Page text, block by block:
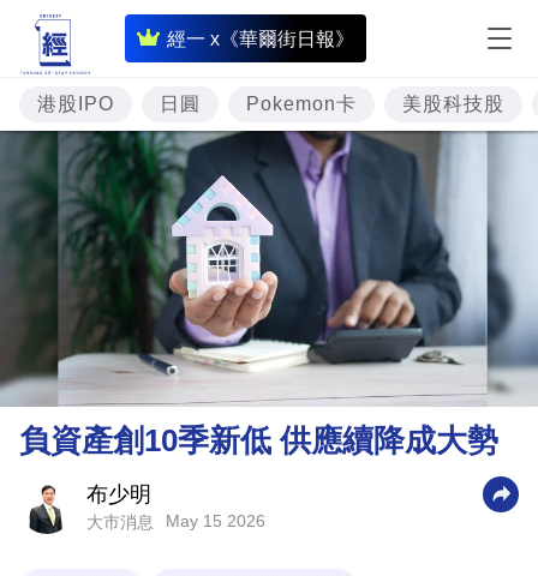
經一 x《華爾街日報》
即
時
財
經
專
題
投
資
市
理
財
商
業
港股IPO 日圓 Pokemon卡 美股科技股
負資產創10季新低 供應續降成大勢
布少明
大市消息 May 15 2026